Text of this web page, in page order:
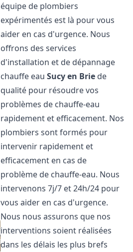
équipe de plombiers
expérimentés est là pour vous
aider en cas d'urgence. Nous
offrons des services
d'installation et de dépannage
chauffe eauSucy en Brie de
qualité pour résoudre vos
problèmes de chauffe-eau
rapidement et efficacement. Nos
plombiers sont formés pour
intervenir rapidement et
efficacement en cas de
problème de chauffe-eau. Nous
intervenons 7j/7 et 24h/24 pour
vous aider en cas d'urgence.
Nous nous assurons que nos
interventions soient réalisées
dans les délais les plus brefs